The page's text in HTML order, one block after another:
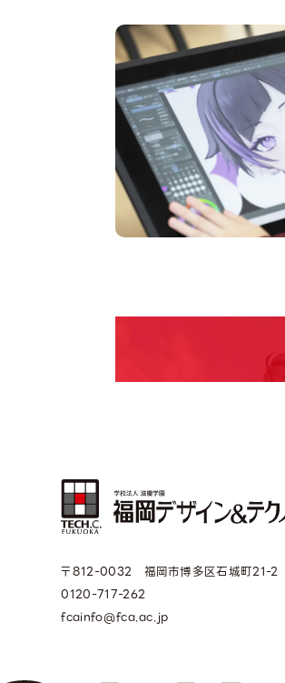
〒812-0032 福岡市博多区石城町21-2
0120-717-262
fcainfo@fca.ac.jp